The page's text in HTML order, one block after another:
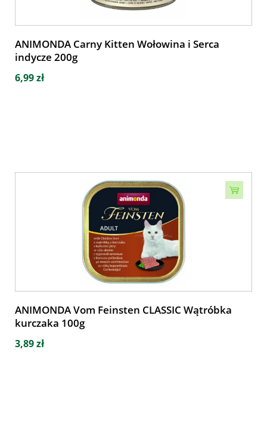
ANIMONDA Carny Kitten Wołowina i Serca
indycze 200g
6,99 zł
ANIMONDA Vom Feinsten CLASSIC Wątróbka
kurczaka 100g
3,89 zł